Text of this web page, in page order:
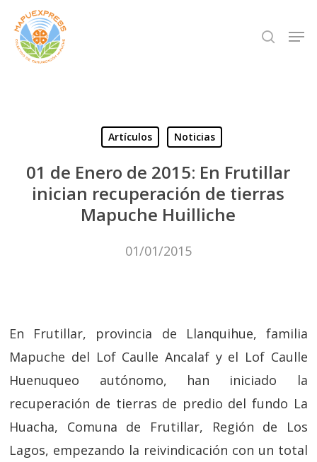
Skip
main
search
Artículos Noticias
01 de Enero de 2015: En Frutillar
inician recuperación de tierras
Mapuche Huilliche
01/01/2015
En Frutillar, provincia de Llanquihue, familia
Mapuche del Lof Caulle Ancalaf y el Lof Caulle
Huenuqueo autónomo, han iniciado la
recuperación de tierras de predio del fundo La
Huacha, Comuna de Frutillar, Región de Los
Lagos, empezando la reivindicación con un total
Close